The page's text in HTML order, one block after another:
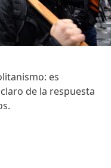
es
de la respuesta